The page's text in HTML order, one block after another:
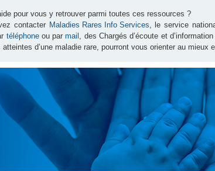
pour vous y retrouver parmi toutes ces ressources ?
contacter Maladies Rares Info Services, le service
téléphoneou parmail , des Chargés d’écoute et
atteintes d’une maladie rare, pourront vous orienter au